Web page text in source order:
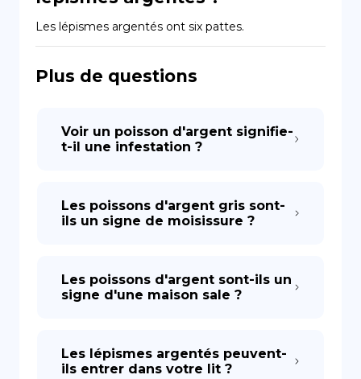
FR
ES
DE
Les lépismes argentés ont six pattes.
Plus de questions
Voir un poisson d'argent signifie-
t-il une infestation ?
Les poissons d'argent gris sont-
ils un signe de moisissure ?
Les poissons d'argent sont-ils un
signe d'une maison sale ?
Les lépismes argentés peuvent-
ils entrer dans votre lit ?